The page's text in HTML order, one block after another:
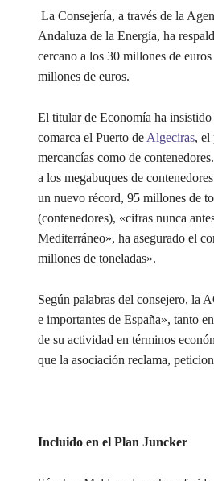
La Consejería, a través de la
Andaluza de la Energía, ha
cercano a los 30 millones de
millones de euros.
El titular de Economía ha insistido
comarca el Puerto de Algeciras, el
mercancías como de
a los megabuques de
un nuevo récord, 95 millones de
(contenedores), «cifras nunca
Mediterráneo», ha asegurado el
millones de toneladas».
Según palabras del consejero, la
e importantes de España», tanto
de su actividad en términos
que la asociación reclama,
Incluido en el Plan Juncker